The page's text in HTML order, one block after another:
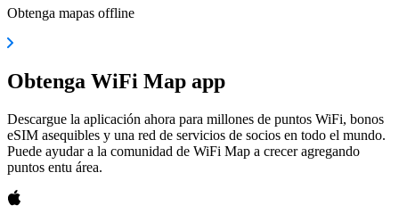
Obtenga mapas offline
Obtenga WiFi Map app
Descargue la aplicación ahora para millones de puntos WiFi, bonos
eSIM asequibles y una red de servicios de socios en todo el mundo.
Puede ayudar a la comunidad de WiFi Map a crecer agregando
puntos entu área.